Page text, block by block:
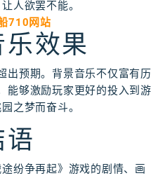
人欲罢不能。
710网站
效果
出预期。背景音乐不仅富有历
能够激励玩家更好的投入到游
之梦而奋斗。
语
纷争再起》游戏的剧情、画